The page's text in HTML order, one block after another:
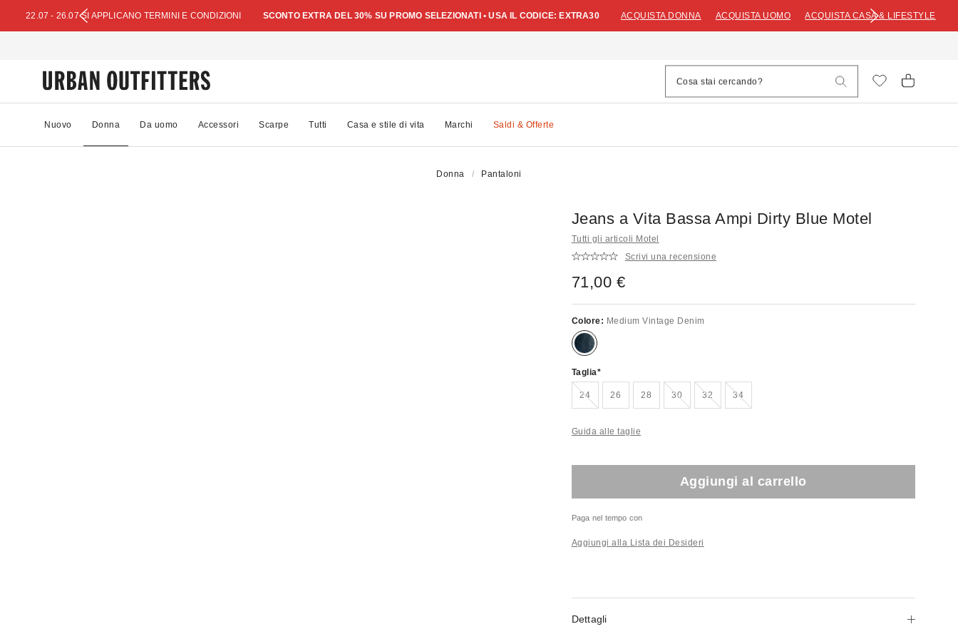
22.07 - 26.07 SI APPLICANO TERMINI E CONDIZIONI SCONTO EXTRA DEL 30% SU PROMO SELEZIONATI • USA IL CODICE: EXTRA30 ACQUISTA DONNA ACQUISTA UOMO ACQUISTA CASA & LIFESTYLE
Nuovo Donna Da uomo Accessori Scarpe Tutti Casa e stile di vita Marchi Saldi & Offerte
Donna Pantaloni
Jeans a Vita Bassa Ampi Dirty Blue Motel
Tutti gli articoli Motel
Scrivi una recensione
71,00 €
Colore: Medium Vintage Denim
Taglia
24Esaurito!
26 28 30Esaurito!
32Esaurito!
34Esaurito!
Guida alle taglie
Aggiungi al carrello
Paga nel tempo con
Aggiungi alla Lista dei Desideri
Dettagli